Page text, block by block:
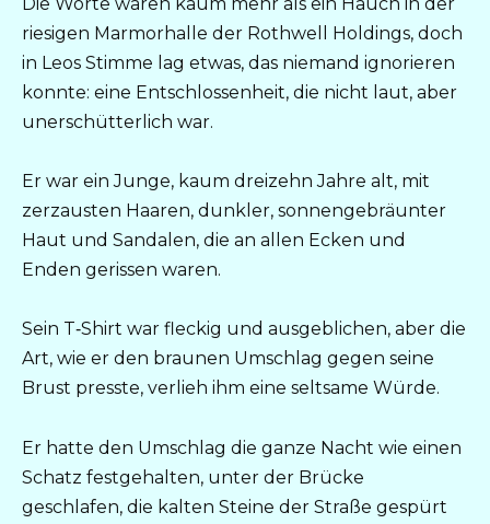
riesigen Marmorhalle der Rothwell Holdings, doch
in Leos Stimme lag etwas, das niemand ignorieren
konnte: eine Entschlossenheit, die nicht laut, aber
unerschütterlich war.
Er war ein Junge, kaum dreizehn Jahre alt, mit
zerzausten Haaren, dunkler, sonnengebräunter
Haut und Sandalen, die an allen Ecken und
Enden gerissen waren.
Sein T‑Shirt war fleckig und ausgeblichen, aber die
Art, wie er den braunen Umschlag gegen seine
Brust presste, verlieh ihm eine seltsame Würde.
Er hatte den Umschlag die ganze Nacht wie einen
Schatz festgehalten, unter der Brücke
geschlafen, die kalten Steine der Straße gespürt